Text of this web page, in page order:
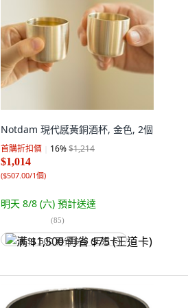
Notdam 現代感黃銅酒杯, 金色, 2個
首購折扣價 16%$1,214
$1,014
($507.00/1個)
明天 8/8 (六) 預計送達
(85)
满 $1,500 再省 $75 (王道卡)